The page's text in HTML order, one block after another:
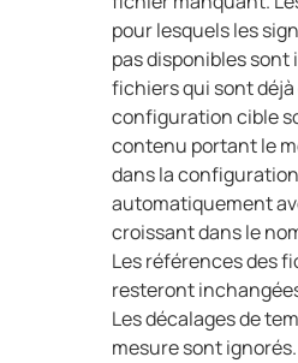
pour lesquels les
pas disponibles sont
fichiers qui sont
configuration cible
contenu portant le
dans la
automatiquement
croissant dans le
Les références des
resteront
Les décalages de
mesure sont ignorés.